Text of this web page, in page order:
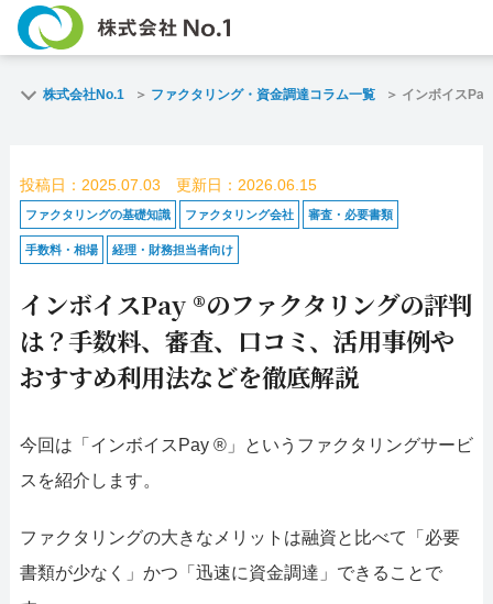
ファクタリングとは？
よくある質問 ファクタリング・資金調達コラム
企業情報
名古屋支店HP 福岡支店HP
お電話で
スピード
052-414-4107
おすすめ記事
株式会社No.1 ファクタリング・資金調達コラム一覧 インボイス
投稿日：2025.07.03 更新日：2026.06.15
ファクタリングの基礎知識 ファクタリング会社 審査・必要書類
手数料・相場 経理・財務担当者向け
インボイスPay ®のファクタリングの評判
は？手数料、審査、口コミ、活用事例や
おすすめ利用法などを徹底解説
今回は「インボイスPay ®」というファクタリングサービ
スを紹介します。
ファクタリングの大きなメリットは融資と比べて「必要
書類が少なく」かつ「迅速に資金調達」できることで